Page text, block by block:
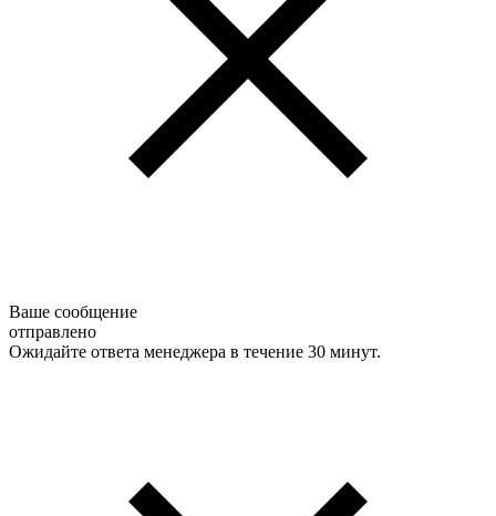
Ваше сообщение
отправлено
Ожидайте ответа менеджера в течение 30 минут.